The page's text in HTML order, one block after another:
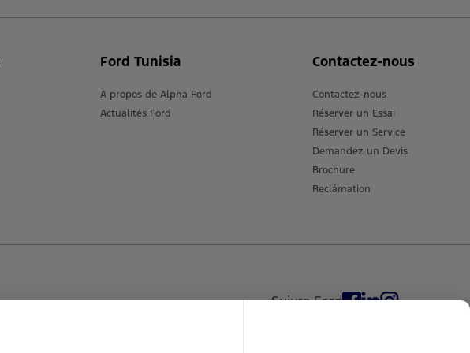
Ford Tunisia
À propos de Alpha Ford
Actualités Ford
Contactez-nous
Contactez-nous
Réserver un Essai
Réserver un Service
Demandez un Devis
Brochure
Reclámation
Suivre Ford